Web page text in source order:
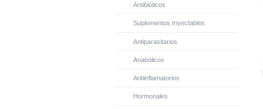
Antibióticos
Suplementos Inyectables
Antiparasitarios
Anabólicos
Antiinflamatorios
Hormonales